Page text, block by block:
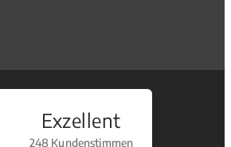
Exzellent
248 Kundenstimmen